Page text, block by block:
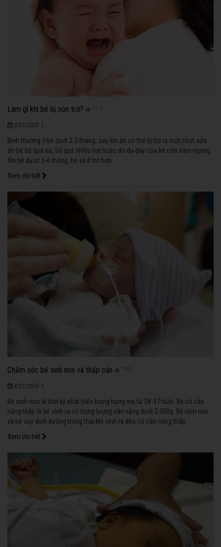
Làm gì khi bé bị nôn trớ? 1114
8/21/2020
Bình thường ở bé dưới 2-3 tháng, sau khi ăn có thể bị trớ ra một chút sữa
do bé bú quá no, bú quá nhiều hơi hoặc do dạ dày của bé còn nằm ngang.
Khi bé được 5-6 tháng, bé sẽ ít trớ hơn.
Xem chi tiết
Chăm sóc bé sinh non và thấp cân 1035
8/21/2020 |
Bé sinh non là thời kỳ phát triển trong bụng mẹ từ 28-37 tuần. Bé có cân
nặng thấp là bé sinh ra có trọng lượng cân nặng dưới 2.500g. Bé sinh non
và bé suy dinh dưỡng trong thai khi sinh ra đều có cân nặng thấp.
Xem chi tiết